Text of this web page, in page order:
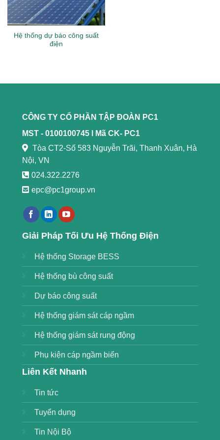
Hệ thống dự báo công suất
điện
CÔNG TY CỔ PHẦN TẬP ĐOÀN PC1
MST - 0100100745 l
Mã CK- PC1
Tòa CT2-Số 583 Nguyễn Trãi, Thanh Xuân, Hà
Nội, VN
024.322.2276
epc@pc1group.vn
Giải Pháp Tối Ưu Hệ Thống Điện
Hệ thống Storage BESS
Hệ thống bù công suất
Dự báo công suất
Hệ thống giám sát cáp ngầm
Hệ thống giám sát rung động
Phụ kiện cáp ngầm biển
Liên Kết Nhanh
Tin tức
Tuyển dụng
Tin Nội Bộ